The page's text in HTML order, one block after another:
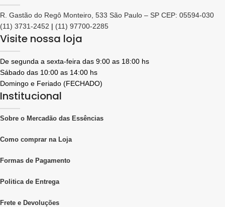
R. Gastão do Regô Monteiro, 533 São Paulo – SP CEP: 05594-030
(11) 3731-2452 | (11) 97700-2285
Visite nossa loja
De segunda a sexta-feira das 9:00 as 18:00 hs
Sábado das 10:00 as 14:00 hs
Domingo e Feriado (FECHADO)
Institucional
Sobre o Mercadão das Essências
Como comprar na Loja
Formas de Pagamento
Politica de Entrega
Frete e Devoluções